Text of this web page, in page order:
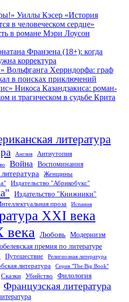
Уиллы Кэсер «История
в человеческом сердце»
в романе Мэри Лоусон
Франзена (18+): когда
корректура
Вольфганга Херрндорфа: граф
в поисках приключений
Никоса Казандзакиса: роман-
и трагическом в судьбе Крита
литература
Англия
Антиутопия
Война Воспоминания
Женщины
Издательство "Абрикобукс"
Издательство "Книжники"
проза Испания
XXI века
века Любовь Модернизм
премия по литературе
Путешествие Религиозная литература
литература Серия "The Big Book"
Сказки Убийство
Филология
Французская литература